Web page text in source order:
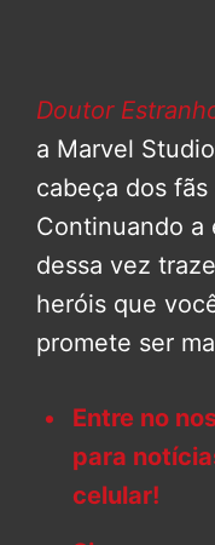
Doutor
a Marvel
cabeça dos fãs
Continuando a
dessa vez
heróis que
promete ser
Entre no
para
celular!